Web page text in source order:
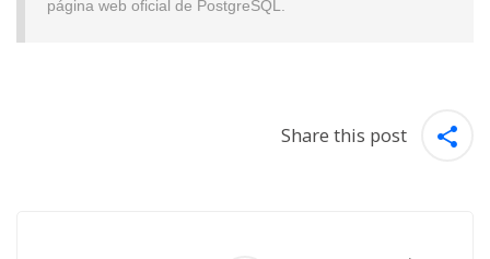
página web oficial de PostgreSQL.
Share this post